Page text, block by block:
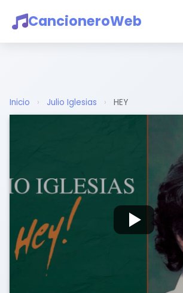
CancioneroWeb
Inicio › Julio Iglesias › HEY